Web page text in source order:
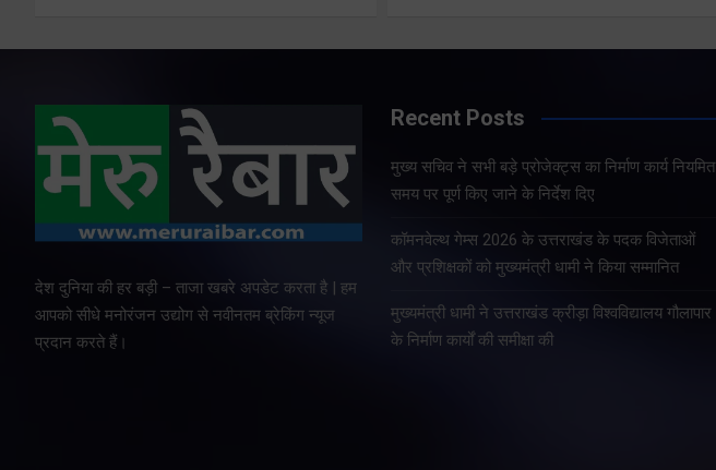
देश दुनिया की हर बड़ी – ताजा खबरे अपडेट करता है | हम
आपको सीधे मनोरंजन उद्योग से नवीनतम ब्रेकिंग न्यूज
प्रदान करते हैं।
Recent Posts
मुख्य सचिव ने सभी बड़े प्रोजेक्ट्स का निर्माण कार्य नियमित
समय पर पूर्ण किए जाने के निर्देश दिए
कॉमनवेल्थ गेम्स 2026 के उत्तराखंड के पदक विजेताओं
और प्रशिक्षकों को मुख्यमंत्री धामी ने किया सम्मानित
मुख्यमंत्री धामी ने उत्तराखंड क्रीड़ा विश्वविद्यालय गौलापार
के निर्माण कार्यों की समीक्षा की
Share Nowदेहरादून। भारत
निर्वाचन आयोग एवं मुख्य निर्वाचन
अधिकारी, उत्तराखण्ड के निर्देशों
के अनुपालन में विशेष गहन
पुनरीक्षण अभियान के तहत
आनंद स्वरूप ने शुक्रवार…